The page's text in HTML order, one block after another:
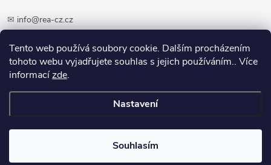
Tento web používá soubory cookie. Dalším procházením
tohoto webu vyjadřujete souhlas s jejich používáním.. Více
informacízde.
Nastavení
Souhlasím
✉ info@rea-cz.cz
Copyright 2026
cookies